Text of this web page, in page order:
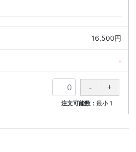
16,500円
-
注文可能数：最小 1